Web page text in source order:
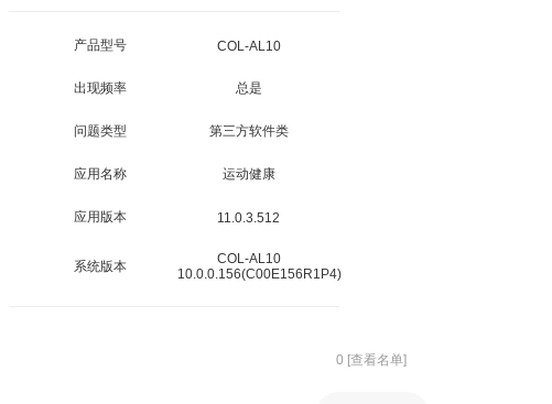
产品型号 COL-AL10
出现频率 总是
问题类型 第三方软件类
应用名称 运动健康
应用版本 11.0.3.512
系统版本
COL-AL10
10.0.0.156(C00E156R1P4)
0 [查看名单]